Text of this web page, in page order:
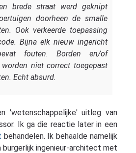
brede straat werd geknipt
doorheen de smalle
Ook verkeerde toepassing
Bijna elk nieuw ingericht
fouten. Borden en/of
worden niet correct toegepast
Echt absurd.
'wetenschappelijke' uitleg van
Ik ga die reactie later in een
behandelen. Ik behaalde namelijk
burgerlijk ingenieur-architect met